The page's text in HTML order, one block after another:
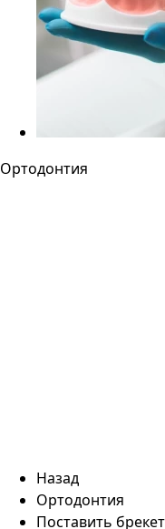
Ортодонтия
Назад
Ортодонтия
Поставить